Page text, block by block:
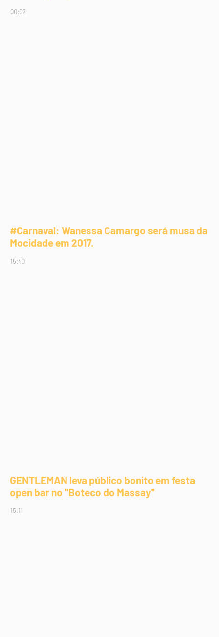
00:02
#Carnaval: Wanessa Camargo será musa da
Mocidade em 2017.
15:40
GENTLEMAN leva público bonito em festa
open bar no "Boteco do Massay"
15:11